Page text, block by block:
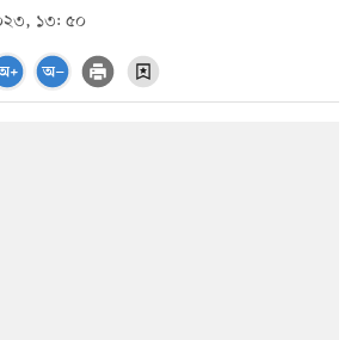
১৩: ৫০